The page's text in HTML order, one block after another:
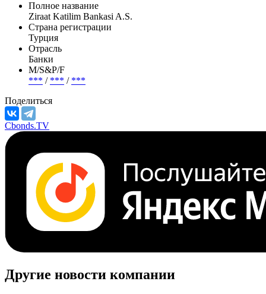
Полное название
Ziraat Katilim Bankasi A.S.
Страна регистрации
Турция
Отрасль
Банки
М/S&P/F
*** / *** / ***
Поделиться
Cbonds.TV
Другие новости компании